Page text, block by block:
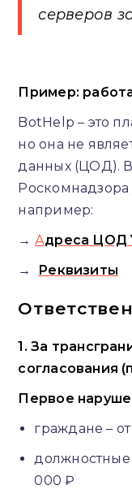
серверов
Пример:
BotHelp – это
но она не
данных (ЦОД).
например:
→ Адреса ЦОД
→
Реквизиты
1. За
согласования
Первое
граждане –
должностные
000 ₽